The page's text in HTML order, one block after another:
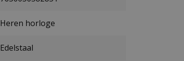
Heren horloge
Edelstaal